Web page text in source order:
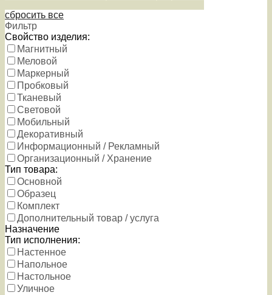
сбросить все
Фильтр
Свойство изделия:
Магнитный
Меловой
Маркерный
Пробковый
Тканевый
Световой
Мобильный
Декоративный
Информационный / Рекламный
Организационный / Хранение
Тип товара:
Основной
Образец
Комплект
Дополнительный товар / услуга
Назначение
Тип исполнения:
Настенное
Напольное
Настольное
Уличное